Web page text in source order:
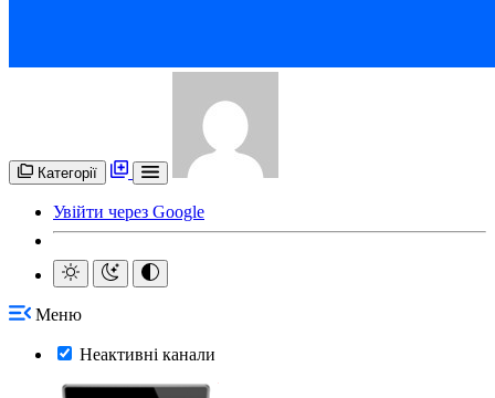
Категорії
Увійти через Google
Меню
Неактивні канали